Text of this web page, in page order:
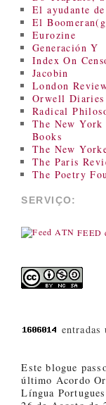
El ayudante
El
Eurozine
Generación Y
Index On
Jacobin
London
Orwell Diaries
Radical
The New
Books
The New
The Paris
The Poetry
SERVIÇO:
FEED
entradas
Este blogue
último Acordo
Língua